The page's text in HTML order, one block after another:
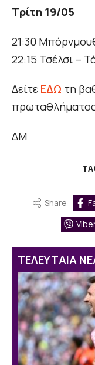
Τρίτη 19/05
21:30
22:15 Τσέλσι –
Δείτε ΕΔΩ τη
ΔΜ
Share
ΤΕΛΕΥΤΑΙΑ